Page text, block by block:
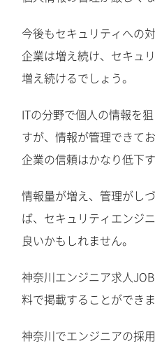
今後もセキュリティへの
企業は増え続け、セキュ
増え続けるでしょう。
ITの分野で個人の情報を
すが、情報が管理できて
企業の信頼はかなり低下
情報量が増え、管理がし
ば、セキュリティエンジ
良いかもしれません。
神奈川エンジニア求人
料で掲載することができま
神奈川でエンジニアの採